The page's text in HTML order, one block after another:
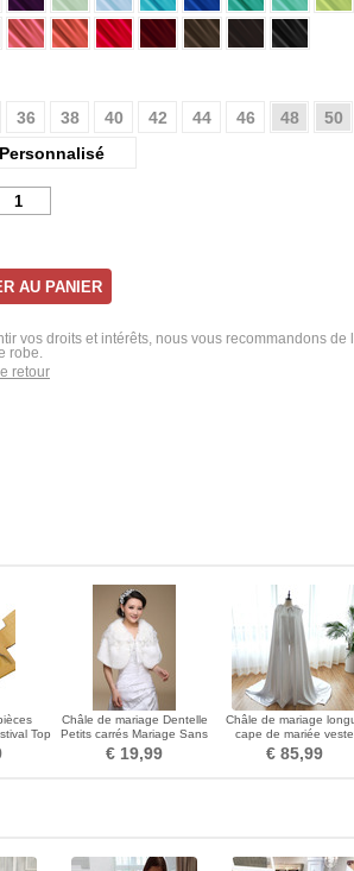
36 38 40 42 44 46 48 50
vos droits et intérêts, nous vous recommandons
robe.
retour
Top
Châle de mariage Dentelle
Petits carrés Mariage Sans
Manches
€ 19,99
Châle de mariage
cape de mariée veste
capuche en satin de
couleur
€ 85,99